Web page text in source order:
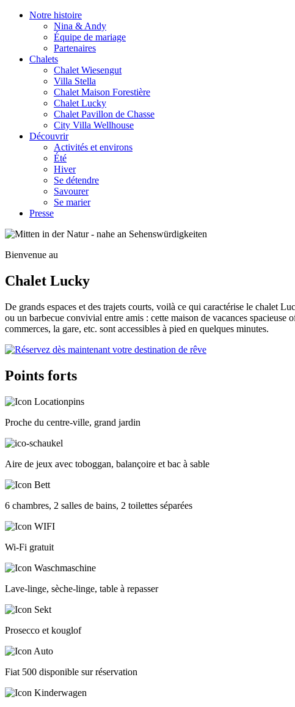
Notre histoire
Nina & Andy
Équipe de mariage
Partenaires
Chalets
Chalet Wiesengut
Villa Stella
Chalet Maison Forestière
Chalet Lucky
Chalet Pavillon de Chasse
City Villa Wellhouse
Découvrir
Activités et environs
Été
Hiver
Se détendre
Savourer
Se marier
Presse
Bienvenue au
Chalet Lucky
De grands espaces et des trajets courts, voilà ce qui caractérise le chalet
ou un barbecue convivial entre amis : cette maison de vacances
commerces, la gare, etc. sont accessibles à pied en quelques minutes.
Points forts
Proche du centre-ville, grand jardin
Aire de jeux avec toboggan, balançoire et bac à sable
6 chambres, 2 salles de bains, 2 toilettes séparées
Wi-Fi gratuit
Lave-linge, sèche-linge, table à repasser
Prosecco et kouglof
Fiat 500 disponible sur réservation